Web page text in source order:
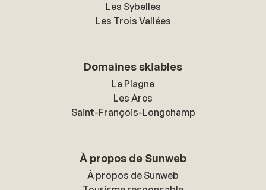
Les Sybelles
Les Trois Vallées
Domaines skiables
La Plagne
Les Arcs
Saint-François-Longchamp
À propos de Sunweb
À propos de Sunweb